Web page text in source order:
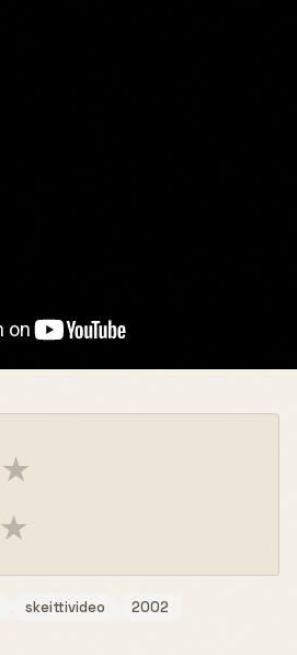
★
★
skeittivideo 2002